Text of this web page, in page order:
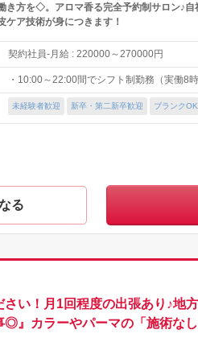
方を◇。アロマ香る完全予約制サロン♪
ケア技術が身につきます！
契約社員-月給 : 220000～270000円
・10:00～22:00間でシフト制勤務（実働8時
未経験者歓迎 新卒・第二新卒歓迎 ブランクOK
る
い！月1回程度の出張あり♪
』カラーやパーマの「施術な